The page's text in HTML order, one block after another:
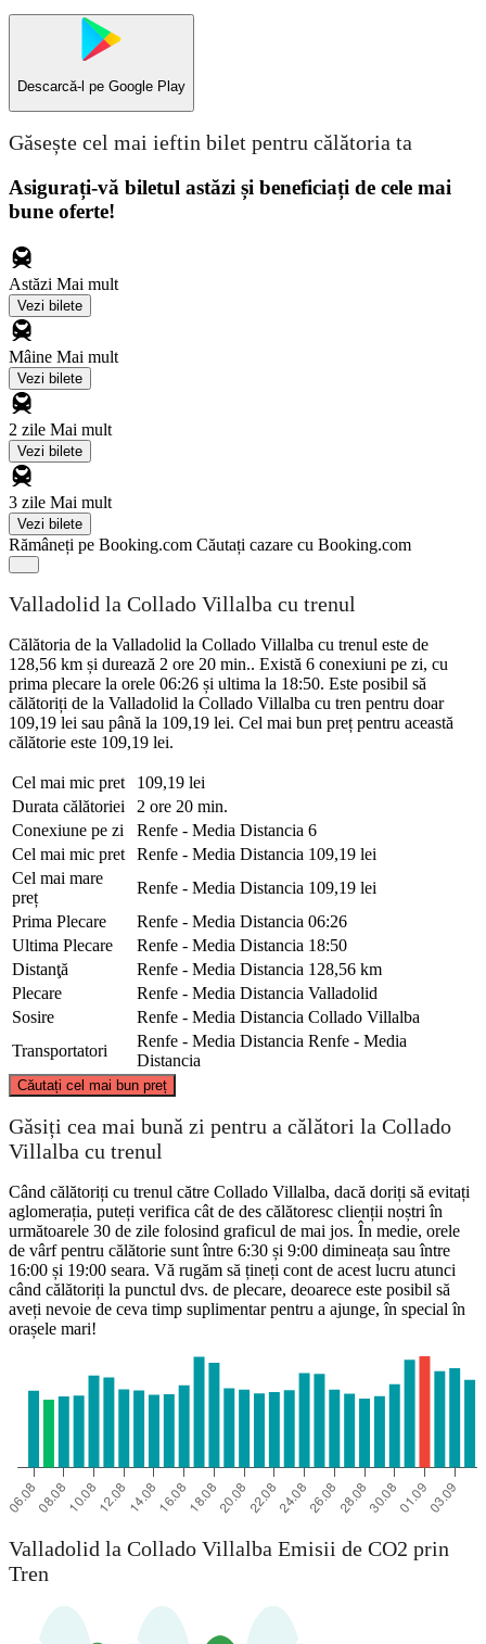
Descarcă-l pe Google Play
Găsește cel mai ieftin bilet pentru călătoria ta
Asigurați-vă biletul astăzi și beneficiați de cele mai
bune oferte!
Astăzi Mai mult
Vezi bilete
Mâine Mai mult
Vezi bilete
2 zile Mai mult
Vezi bilete
3 zile Mai mult
Vezi bilete
Rămâneți pe Booking.com Căutați cazare cu Booking.com
Valladolid la Collado Villalba cu trenul
Călătoria de la Valladolid la Collado Villalba cu trenul este de
128,56 km și durează 2 ore 20 min.. Există 6 conexiuni pe zi, cu
prima plecare la orele 06:26 și ultima la 18:50. Este posibil să
călătoriți de la Valladolid la Collado Villalba cu tren pentru doar
109,19 lei sau până la 109,19 lei. Cel mai bun preț pentru această
călătorie este 109,19 lei.
Cel mai mic pret
109,19 lei
Durata călătoriei
2 ore 20 min.
Conexiune pe zi
Renfe - Media Distancia 6
Cel mai mic pret
Renfe - Media Distancia 109,19 lei
Cel mai mare
preț
Renfe - Media Distancia 109,19 lei
Prima Plecare
Renfe - Media Distancia 06:26
Ultima Plecare
Renfe - Media Distancia 18:50
Distanţă
Renfe - Media Distancia 128,56 km
Plecare
Renfe - Media Distancia Valladolid
Sosire
Renfe - Media Distancia Collado Villalba
Transportatori
Renfe - Media Distancia Renfe - Media
Distancia
Căutați cel mai bun preț
Găsiți cea mai bună zi pentru a călători la Collado
Villalba cu trenul
Când călătoriți cu trenul către Collado Villalba, dacă doriți să evitați
aglomerația, puteți verifica cât de des călătoresc clienții noștri în
următoarele 30 de zile folosind graficul de mai jos. În medie, orele
de vârf pentru călătorie sunt între 6:30 și 9:00 dimineața sau între
16:00 și 19:00 seara. Vă rugăm să țineți cont de acest lucru atunci
când călătoriți la punctul dvs. de plecare, deoarece este posibil să
aveți nevoie de ceva timp suplimentar pentru a ajunge, în special în
orașele mari!
Valladolid la Collado Villalba Emisii de CO2 prin
Tren